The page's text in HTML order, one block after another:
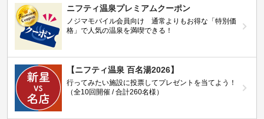
ニフティ温泉プレミアムクーポン
ノジマモバイル会員向け 通常よりもお得な「特別価
格」で人気の温泉を満喫できる！
【ニフティ温泉 百名湯2026】
行ってみたい施設に投票してプレゼントを当てよう！
（全10回開催 / 合計260名様）